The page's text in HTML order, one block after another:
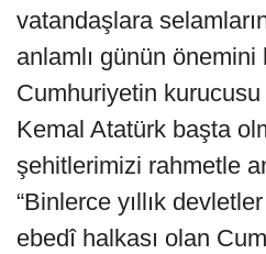
vatandaşlara
anlamlı günün önemini
Cumhuriyetin
Kemal Atatürk başta
şehitlerimizi rahmetle
“Binlerce yıllık
ebedî halkası olan